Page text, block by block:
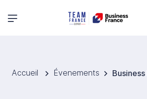
Menu principal
Accueil Évenements